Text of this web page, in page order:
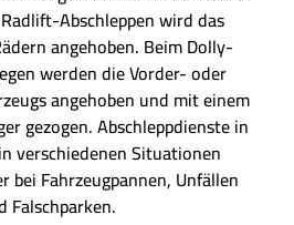
Abschleppen wird das
angehoben. Beim Dolly-
werden die Vorder- oder
angehoben und mit einem
gezogen. Abschleppdienste in
verschiedenen Situationen
bei Fahrzeugpannen, Unfällen
Falschparken.